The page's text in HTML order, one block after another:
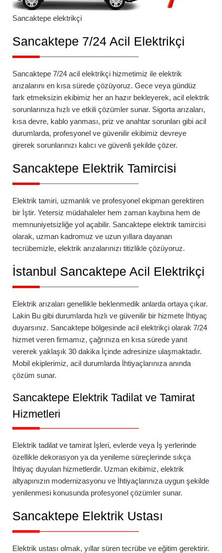
Sancaktepe elektrikçi
Sancaktepe 7/24 Acil Elektrikçi
Sancaktepe 7/24 acil elektrikçi hizmetimiz ile elektrik
arızalarını en kısa sürede çözüyoruz. Gece veya gündüz
fark etmeksizin ekibimiz her an hazır bekleyerek, acil elektrik
sorunlarınıza hızlı ve etkili çözümler sunar. Sigorta arızaları,
kısa devre, kablo yanması, priz ve anahtar sorunları gibi acil
durumlarda, profesyonel ve güvenilir ekibimiz devreye
girerek sorunlarınızı kalıcı ve güvenli şekilde çözer.
Sancaktepe Elektrik Tamircisi
Elektrik tamiri, uzmanlık ve profesyonel ekipman gerektiren
bir İştir. Yetersiz müdahaleler hem zaman kaybına hem de
memnuniyetsizliğe yol açabilir. Sancaktepe elektrik tamircisi
olarak, uzman kadromuz ve uzun yıllara dayanan
tecrübemizle, elektrik arızalarınızı titizlikle çözüyoruz.
İstanbul Sancaktepe Acil Elektrikçi
Elektrik arızaları genellikle beklenmedik anlarda ortaya çıkar.
Lakin Bu gibi durumlarda hızlı ve güvenilir bir hizmete İhtiyaç
duyarsınız. Sancaktepe bölgesinde acil elektrikçi olarak 7/24
hizmet veren firmamız, çağrınıza en kısa sürede yanıt
vererek yaklaşık 30 dakika İçinde adresinize ulaşmaktadır.
Mobil ekiplerimiz, acil durumlarda İhtiyaçlarınıza anında
çözüm sunar.
Sancaktepe Elektrik Tadilat ve Tamirat
Hizmetleri
Elektrik tadilat ve tamirat İşleri, evlerde veya İş yerlerinde
özellikle dekorasyon ya da yenileme süreçlerinde sıkça
İhtiyaç duyulan hizmetlerdir. Uzman ekibimiz, elektrik
altyapınızın modernizasyonu ve İhtiyaçlarınıza uygun şekilde
yenilenmesi konusunda profesyonel çözümler sunar.
Sancaktepe Elektrik Ustası
Elektrik ustası olmak, yıllar süren tecrübe ve eğitim gerektirir.